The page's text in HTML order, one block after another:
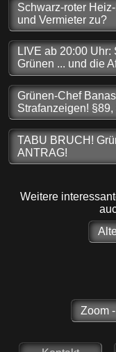
Schwarz-roter
und Vermieter zu?
LIVE ab 20:00
Grünen ... und die
Grünen-Chef
Strafanzeigen!
TABU BRUCH!
ANTRAG!
Weitere
Zoom -